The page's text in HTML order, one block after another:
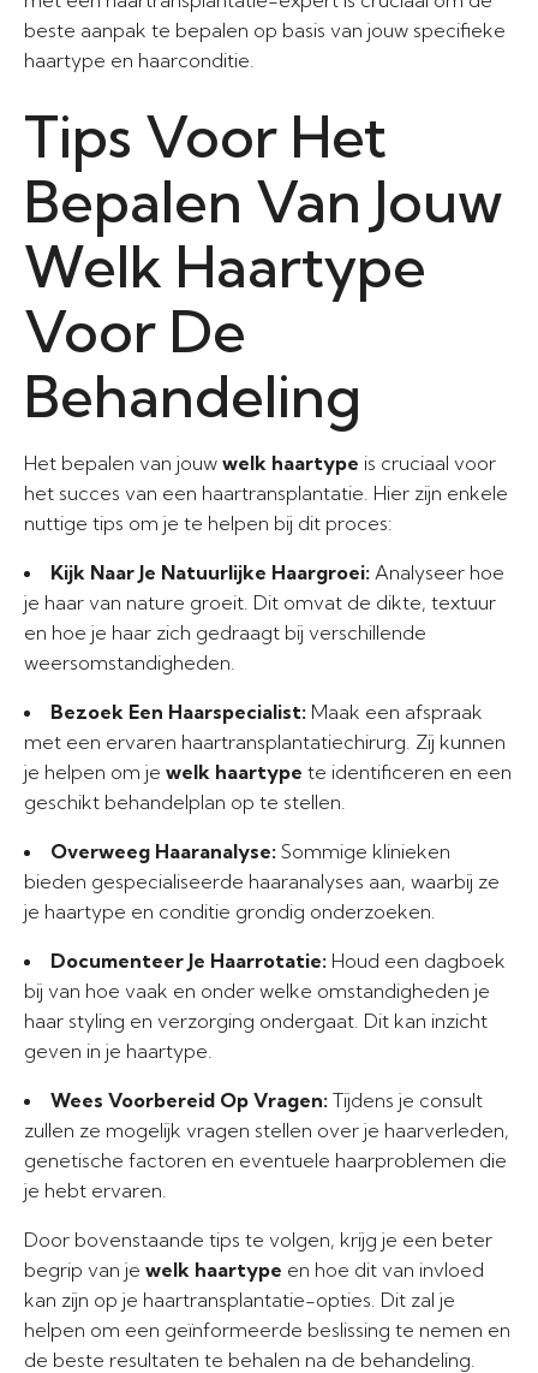
beste aanpak te bepalen op basis van jouw specifieke
haartype en haarconditie.
Tips Voor Het
Bepalen Van Jouw
Welk Haartype
Voor De
Behandeling
Het bepalen van jouw welk haartype is cruciaal voor
het succes van een haartransplantatie. Hier zijn enkele
nuttige tips om je te helpen bij dit proces:
Kijk Naar Je Natuurlijke Haargroei: Analyseer hoe
je haar van nature groeit. Dit omvat de dikte, textuur
en hoe je haar zich gedraagt bij verschillende
weersomstandigheden.
Bezoek Een Haarspecialist: Maak een afspraak
met een ervaren haartransplantatiechirurg. Zij kunnen
je helpen om je welk haartype te identificeren en een
geschikt behandelplan op te stellen.
Overweeg Haaranalyse: Sommige klinieken
bieden gespecialiseerde haaranalyses aan, waarbij ze
je haartype en conditie grondig onderzoeken.
Documenteer Je Haarrotatie: Houd een dagboek
bij van hoe vaak en onder welke omstandigheden je
haar styling en verzorging ondergaat. Dit kan inzicht
geven in je haartype.
Wees Voorbereid Op Vragen: Tijdens je consult
zullen ze mogelijk vragen stellen over je haarverleden,
genetische factoren en eventuele haarproblemen die
je hebt ervaren.
Door bovenstaande tips te volgen, krijg je een beter
begrip van je welk haartype en hoe dit van invloed
kan zijn op je haartransplantatie-opties. Dit zal je
helpen om een geïnformeerde beslissing te nemen en
de beste resultaten te behalen na de behandeling.